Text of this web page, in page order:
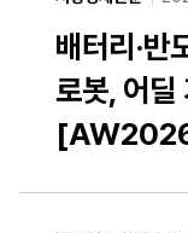
배터리·반
로봇, 어딜